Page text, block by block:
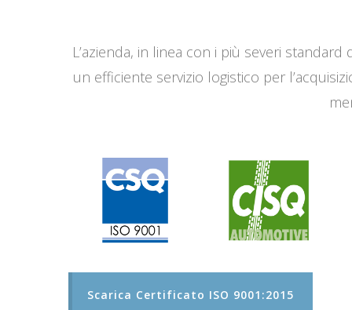
L’azienda, in linea con i più severi
un efficiente servizio logistico per
Scarica Certificato ISO 9001:2015